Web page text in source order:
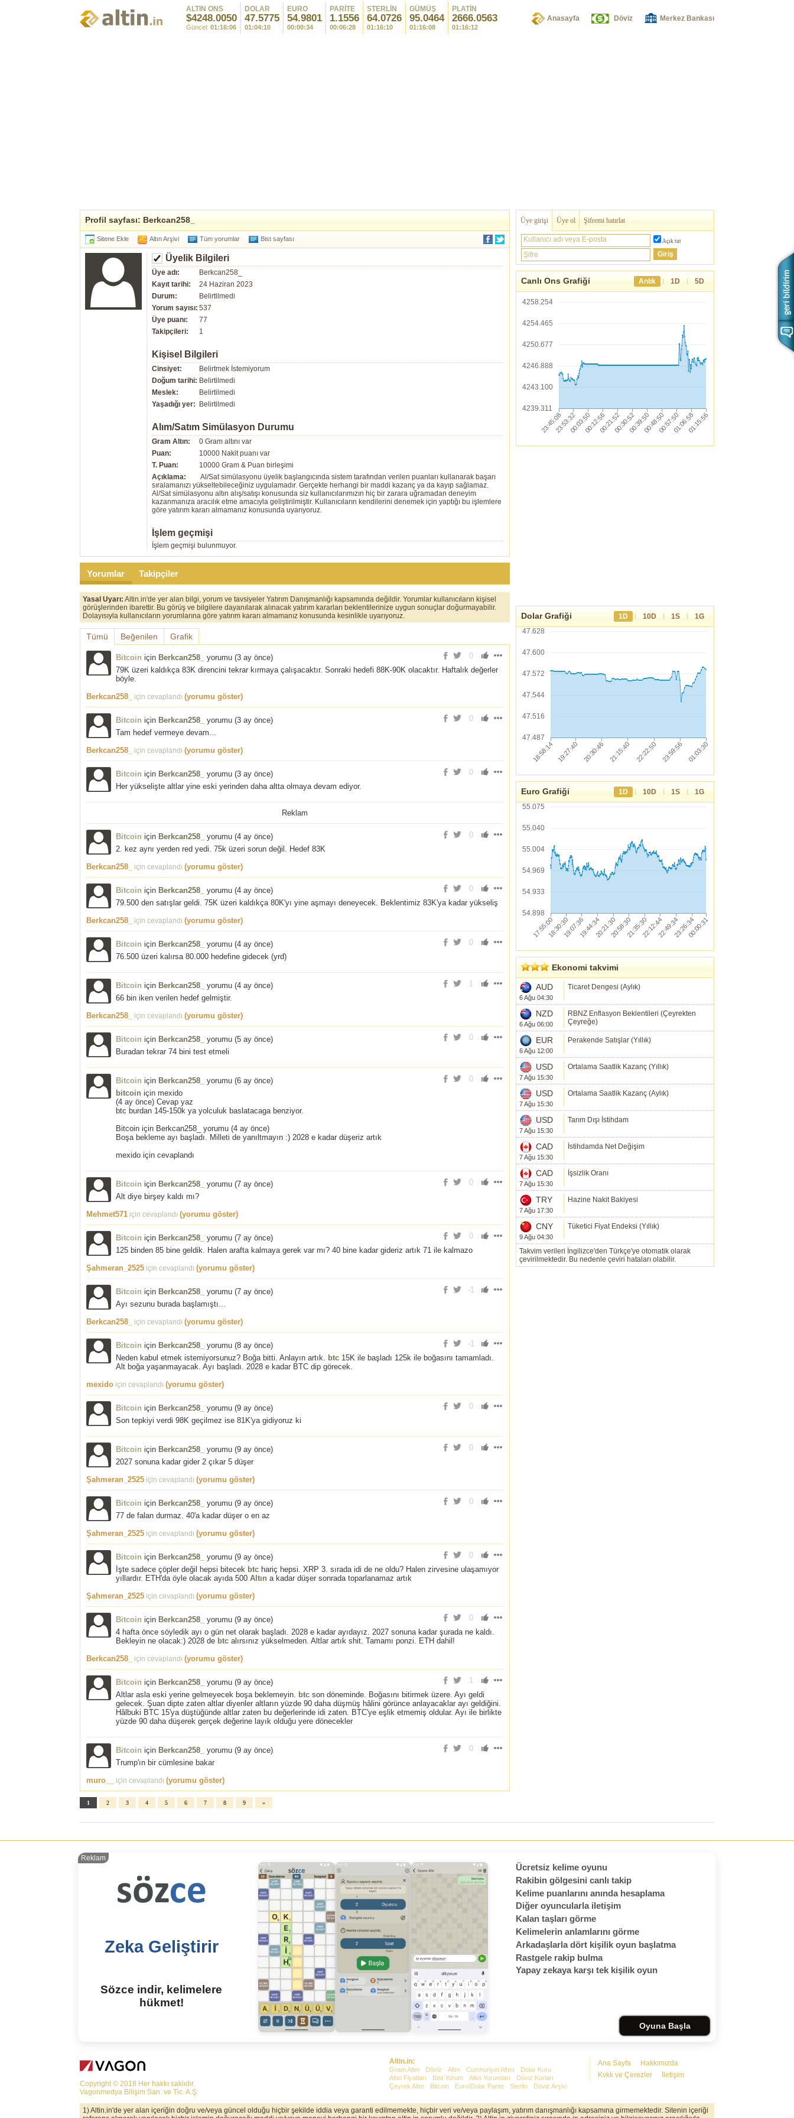
ALTIN ONS
$4248.0050
Güncel: 01:16:06
DOLAR
47.5775
01:04:10
EURO
54.9801
00:00:34
PARİTE
1.1556
00:06:28
STERLİN
64.0726
01:16:10
GÜMÜŞ
95.0464
01:16:08
PLATİN
2666.0563
01:16:12
Anasayfa Döviz Merkez Bankası
Profil sayfası: Berkcan258_
Sitene Ekle Altın Arşivi Tüm yorumlar Bist sayfası
Üyelik Bilgileri
Üye adı:
Berkcan258_
Kayıt tarihi:
24 Haziran 2023
Durum:
Belirtilmedi
Yorum sayısı: 537
Üye puanı:
77
Takipçileri:
1
Kişisel Bilgileri
Cinsiyet:
Belirtmek İstemiyorum
Doğum tarihi: Belirtilmedi
Meslek:
Belirtilmedi
Yaşadığı yer:
Belirtilmedi
Alım/Satım Simülasyon Durumu
Gram Altın:
0 Gram altını var
Puan:
10000 Nakit puanı var
T. Puan:
10000 Gram & Puan birleşimi
Açıklama:
Al/Sat simülasyonu üyelik başlangıcında sistem tarafından verilen puanları kullanarak başarı
sıralamanızı yükseltebileceğiniz uygulamadır. Gerçekte herhangi bir maddi kazanç ya da kayıp sağlamaz.
Al/Sat simülasyonu altın alış/satışı konusunda siz kullanıcılarımızın hiç bir zarara uğramadan deneyim
kazanmanıza aracılık etme amacıyla geliştirilmiştir. Kullanıcıların kendilerini denemek için yaptığı bu işlemlere
göre yatırım kararı almamanız konusunda uyarıyoruz.
İşlem geçmişi
İşlem geçmişi bulunmuyor.
Yorumlar Takipçiler
Yasal Uyarı: Altin.in'de yer alan bilgi, yorum ve tavsiyeler Yatırım Danışmanlığı kapsamında değildir. Yorumlar kullanıcıların kişisel
görüşlerinden ibarettir. Bu görüş ve bilgilere dayanılarak alınacak yatırım kararları beklentilerinize uygun sonuçlar doğurmayabilir.
Dolayısıyla kullanıcıların yorumlarına göre yatırım kararı almamanız konusunda kesinlikle uyarıyoruz.
Tümü Beğenilen Grafik
0
Bitcoin için Berkcan258_ yorumu (3 ay önce)
79K üzeri kaldıkça 83K direncini tekrar kırmaya çalışacaktır. Sonraki hedefi 88K-90K olacaktır. Haftalık değerler
böyle.
Berkcan258_
için cevaplandı (yorumu göster)
0
Bitcoin için Berkcan258_ yorumu (3 ay önce)
Tam hedef vermeye devam...
Berkcan258_
için cevaplandı (yorumu göster)
0
Bitcoin için Berkcan258_ yorumu (3 ay önce)
Her yükselişte altlar yine eski yerinden daha altta olmaya devam ediyor.
Reklam
0
Bitcoin için Berkcan258_ yorumu (4 ay önce)
2. kez aynı yerden red yedi. 75k üzeri sorun değil. Hedef 83K
Berkcan258_
için cevaplandı (yorumu göster)
0
Bitcoin için Berkcan258_ yorumu (4 ay önce)
79.500 den satışlar geldi. 75K üzeri kaldıkça 80K'yı yine aşmayı deneyecek. Beklentimiz 83K'ya kadar yükseliş
Berkcan258_
için cevaplandı (yorumu göster)
0
Bitcoin için Berkcan258_ yorumu (4 ay önce)
76.500 üzeri kalırsa 80.000 hedefine gidecek (yrd)
1
Bitcoin için Berkcan258_ yorumu (4 ay önce)
66 bin iken verilen hedef gelmiştir.
Berkcan258_
için cevaplandı (yorumu göster)
0
Bitcoin için Berkcan258_ yorumu (5 ay önce)
Buradan tekrar 74 bini test etmeli
0
Bitcoin için Berkcan258_ yorumu (6 ay önce)
bitcoin için mexido
(4 ay önce) Cevap yaz
btc burdan 145-150k ya yolculuk baslatacaga benziyor.
Bitcoin için Berkcan258_ yorumu (4 ay önce)
Boşa bekleme ayı başladı. Milleti de yanıltmayın :) 2028 e kadar düşeriz artık
mexido için cevaplandı
0
Bitcoin için Berkcan258_ yorumu (7 ay önce)
Alt diye birşey kaldı mı?
Mehmet571 için cevaplandı (yorumu göster)
0
Bitcoin için Berkcan258_ yorumu (7 ay önce)
125 binden 85 bine geldik. Halen arafta kalmaya gerek var mı? 40 bine kadar gideriz artık 71 ile kalmazo
Şahmeran_2525 için cevaplandı (yorumu göster)
-1
Bitcoin için Berkcan258_ yorumu (7 ay önce)
Ayı sezunu burada başlamıştı...
Berkcan258_
için cevaplandı (yorumu göster)
-1
Bitcoin için Berkcan258_ yorumu (8 ay önce)
Neden kabul etmek istemiyorsunuz? Boğa bitti. Anlayın artık. btc 15K ile başladı 125k ile boğasını tamamladı.
Alt boğa yaşanmayacak. Ayı başladı. 2028 e kadar BTC dip görecek.
mexido için cevaplandı (yorumu göster)
0
Bitcoin için Berkcan258_ yorumu (9 ay önce)
Son tepkiyi verdi 98K geçilmez ise 81K'ya gidiyoruz ki
0
Bitcoin için Berkcan258_ yorumu (9 ay önce)
2027 sonuna kadar gider 2 çıkar 5 düşer
Şahmeran_2525 için cevaplandı (yorumu göster)
0
Bitcoin için Berkcan258_ yorumu (9 ay önce)
77 de falan durmaz. 40'a kadar düşer o en az
Şahmeran_2525 için cevaplandı (yorumu göster)
0
Bitcoin için Berkcan258_ yorumu (9 ay önce)
İşte sadece çöpler değil hepsi bitecek btc hariç hepsi. XRP 3. sırada idi de ne oldu? Halen zirvesine ulaşamıyor
yıllardır. ETH'da öyle olacak ayıda 500 Altın a kadar düşer sonrada toparlanamaz artık
Şahmeran_2525 için cevaplandı (yorumu göster)
0
Bitcoin için Berkcan258_ yorumu (9 ay önce)
4 hafta önce söyledik ayı o gün net olarak başladı. 2028 e kadar ayıdayız. 2027 sonuna kadar şurada ne kaldı.
Bekleyin ne olacak:) 2028 de btc alırsınız yükselmeden. Altlar artık shit. Tamamı ponzi. ETH dahil!
Berkcan258_
için cevaplandı (yorumu göster)
1
Bitcoin için Berkcan258_ yorumu (9 ay önce)
Altlar asla eski yerine gelmeyecek boşa beklemeyin. btc son döneminde. Boğasını bitirmek üzere. Ayı geldi
gelecek. Şuan dipte zaten altlar diyenler altların yüzde 90 daha düşmüş hâlini görünce anlayacaklar ayı geldiğini.
Hâlbuki BTC 15'ya düştüğünde altlar zaten bu değerlerinde idi zaten. BTC'ye eşlik etmemiş oldular. Ayı ile birlikte
yüzde 90 daha düşerek gerçek değerine layık olduğu yere dönecekler
0
Bitcoin için Berkcan258_ yorumu (9 ay önce)
Trump'ın bir cümlesine bakar
muro__
için cevaplandı (yorumu göster)
1 2 3 4 5 6 7 8 9 »
Üye girişi Üye ol Şifremi hatırlat
Kullanıcı adı veya E-posta Açık tut
Şifre
Canlı Ons Grafiği Anlık | 1D | 5D
4258.254
4254.465
4250.677
4246.888
4243.100
4239.311
Dolar Grafiği 1D | 10D | 1S |
1G
47.628
47.600
47.572
47.544
47.516
47.487
Euro Grafiği 1D | 10D | 1S |
1G
55.075
55.040
55.004
54.969
54.933
54.898
Ekonomi takvimi
AUD
6 Ağu 04:30
Ticaret Dengesi (Aylık)
NZD
6 Ağu 06:00
RBNZ Enflasyon Beklentileri (Çeyrekten
Çeyreğe)
EUR
6 Ağu 12:00
Perakende Satışlar (Yıllık)
USD
7 Ağu 15:30
Ortalama Saatlik Kazanç (Yıllık)
USD
7 Ağu 15:30
Ortalama Saatlik Kazanç (Aylık)
USD
7 Ağu 15:30
Tarım Dışı İstihdam
CAD
7 Ağu 15:30
İstihdamda Net Değişim
CAD
7 Ağu 15:30
İşsizlik Oranı
TRY
7 Ağu 17:30
Hazine Nakit Bakiyesi
CNY
9 Ağu 04:30
Tüketici Fiyat Endeksi (Yıllık)
Takvim verileri İngilizce'den Türkçe'ye otomatik olarak
çevirilmektedir. Bu nedenle çeviri hataları olabilir.
Zeka Geliştirir
Sözce indir, kelimelere
hükmet!
Ücretsiz kelime oyunu
Rakibin gölgesini canlı takip
Kelime puanlarını anında hesaplama
Diğer oyuncularla iletişim
Kalan taşları görme
Kelimelerin anlamlarını görme
Arkadaşlarla dört kişilik oyun başlatma
Rastgele rakip bulma
Yapay zekaya karşı tek kişilik oyun
Oyuna Başla
Reklam
Ana Sayfa
Hakkımızda
Kvkk ve Çerezler
İletişim
Altin.in:
Gram Altın Döviz Altın Cumhuriyet Altını
Dolar Kuru
Altın Fiyatları
Bist Yorum Altın Yorumları
Döviz Kurları
Çeyrek Altın
Bitcoin Euro/Dolar Parite Sterlin Döviz Arşivi
Copyright © 2018 Her hakkı saklıdır.
Vagonmedya Bilişim San. ve Tic. A.Ş.
1) Altin.in'de yer alan içeriğin doğru ve/veya güncel olduğu hiçbir şekilde iddia veya garanti edilmemekte, hiçbir veri ve/veya paylaşım, yatırım danışmanlığı kapsamına girmemektedir. Sitenin içeriği